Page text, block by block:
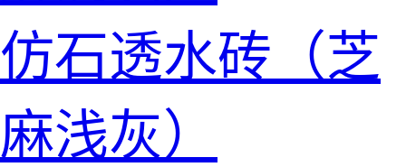
仿石透水砖（芝
麻浅灰）